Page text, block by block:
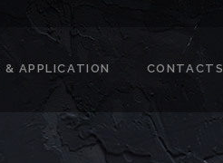
& APPLICATION CONTACTS